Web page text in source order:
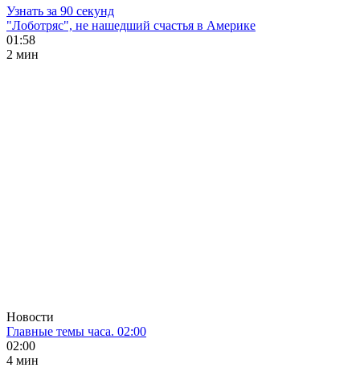
Узнать за 90 секунд
"Лоботряс", не нашедший счастья в Америке
01:58
2 мин
Новости
Главные темы часа. 02:00
02:00
4 мин